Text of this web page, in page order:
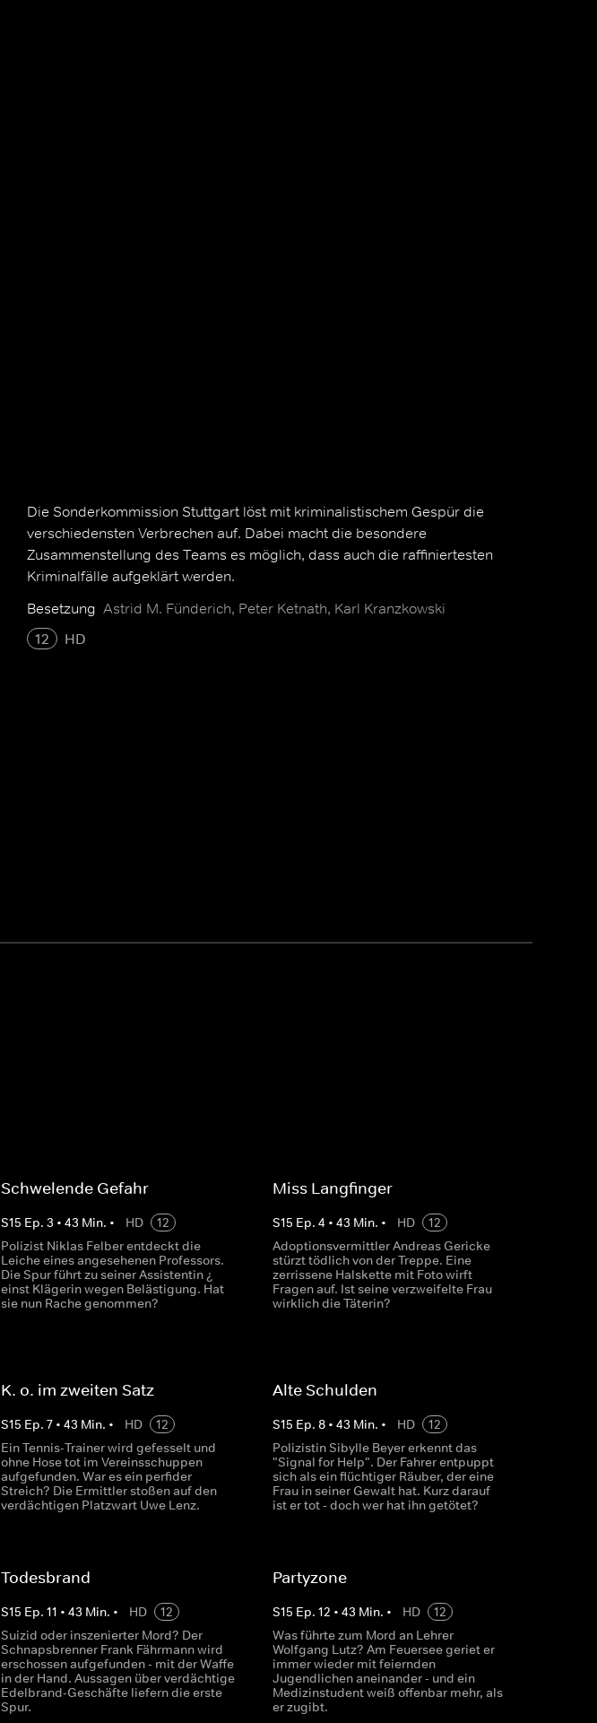
Die Sonderkommission Stuttgart löst mit kriminalistischem Gespür die
verschiedensten Verbrechen auf. Dabei macht die besondere
Zusammenstellung des Teams es möglich, dass auch die raffiniertesten
Kriminalfälle aufgeklärt werden.
Besetzung Astrid M. Fünderich, Peter Ketnath, Karl Kranzkowski
12
HD
Schwelende Gefahr
S15 Ep. 3 • 43 Min. • HD
12
Polizist Niklas Felber entdeckt die
Leiche eines angesehenen Professors.
Die Spur führt zu seiner Assistentin ¿
einst Klägerin wegen Belästigung. Hat
sie nun Rache genommen?
Miss Langfinger
S15 Ep. 4 • 43 Min. • HD
12
Adoptionsvermittler Andreas Gericke
stürzt tödlich von der Treppe. Eine
zerrissene Halskette mit Foto wirft
Fragen auf. Ist seine verzweifelte Frau
wirklich die Täterin?
K. o. im zweiten Satz
S15 Ep. 7• 43 Min. • HD
12
Ein Tennis-Trainer wird gefesselt und
ohne Hose tot im Vereinsschuppen
aufgefunden. War es ein perfider
Streich? Die Ermittler stoßen auf den
verdächtigen Platzwart Uwe Lenz.
Alte Schulden
S15 Ep. 8• 43 Min. • HD
12
Polizistin Sibylle Beyer erkennt das
"Signal for Help". Der Fahrer entpuppt
sich als ein flüchtiger Räuber, der eine
Frau in seiner Gewalt hat. Kurz darauf
ist er tot - doch wer hat ihn getötet?
Todesbrand
S15 Ep. 11 • 43 Min. • HD
12
Suizid oder inszenierter Mord? Der
Schnapsbrenner Frank Fährmann wird
erschossen aufgefunden - mit der Waffe
in der Hand. Aussagen über verdächtige
Edelbrand-Geschäfte liefern die erste
Spur.
Partyzone
S15 Ep. 12 • 43 Min. • HD
12
Was führte zum Mord an Lehrer
Wolfgang Lutz? Am Feuersee geriet er
immer wieder mit feiernden
Jugendlichen aneinander - und ein
Medizinstudent weiß offenbar mehr, als
er zugibt.